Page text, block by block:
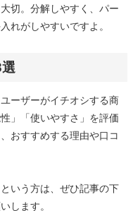
切。分解しやすく、パー
れがしやすいですよ。
ーザーがイチオシする商
」「使いやすさ」を評価
おすすめする理由や口コ
いう方は、ぜひ記事の下
します。